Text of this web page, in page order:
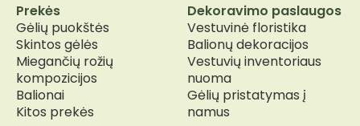
Prekės
Gėlių puokštės
Skintos gėlės
Miegančių rožių
kompozicijos
Balionai
Kitos prekės
Dekoravimo paslaugos
Vestuvinė floristika
Balionų dekoracijos
Vestuvių inventoriaus
nuoma
Gėlių pristatymas į
namus